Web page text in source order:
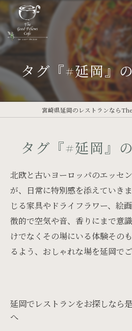
タグ『#延岡』
宮崎県延岡のレストランなら
タグ『#延岡』
北欧と古いヨーロッパのエッセ
が、日常に特別感を添えていき
じる家具やドライフラワー、絵
徴的で空気や音、香りにまで意
けでなくその場にいる体験その
るよう、おしゃれな場を延岡で
延岡でレストランをお探しなら
へ